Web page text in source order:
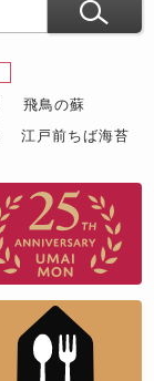
飛鳥の蘇
江戸前ちば海苔